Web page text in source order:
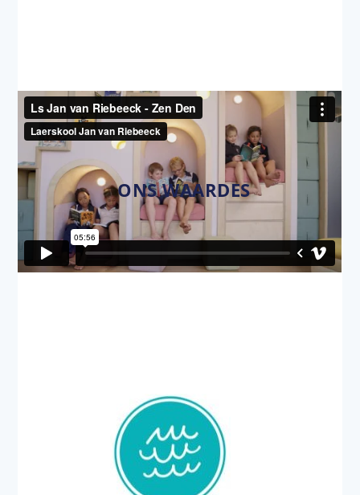
ONS WAARDES